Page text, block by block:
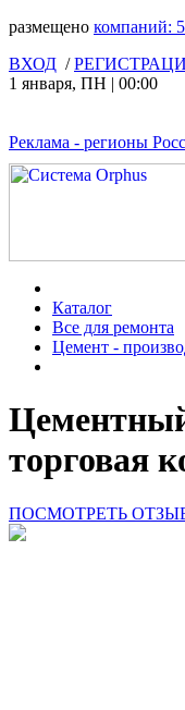
размещено компаний:
ВХОД /
1 января, ПН | 00:00
Реклама - регионы
Каталог
Все для ремонта
Цемент -
торговая
ПОСМОТРЕТЬ